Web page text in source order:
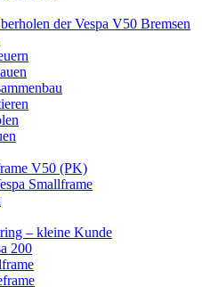
der Vespa V50 Bremsen
V50 (PK)
Smallframe
– kleine Kunde
200